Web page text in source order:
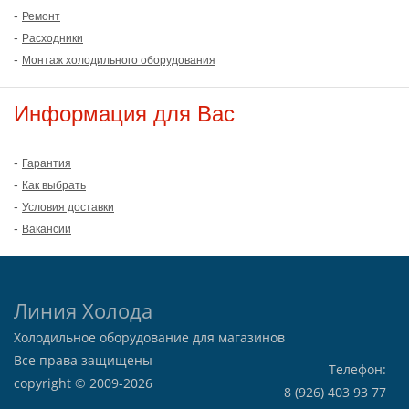
- Ремонт
- Расходники
- Монтаж холодильного оборудования
Информация для Вас
- Гарантия
- Как выбрать
- Условия доставки
- Вакансии
Линия Холода
Холодильное оборудование для магазинов
Все права защищены
copyright © 2009-2026
Телефон:
8 (926) 403 93 77